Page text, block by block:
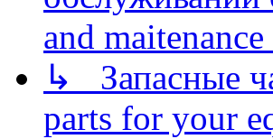
and
↳ Запасные
parts for your